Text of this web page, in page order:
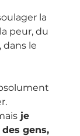
la
peur, du
dans le
je
gens,